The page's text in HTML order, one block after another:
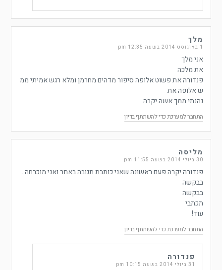
מלך
1 באוגוסט 2014 בשעה 12:35 pm
אני מלך
את מלכה
פנדורה את פשוט אלופה סיפור מדהים מחרמן ומלא רגש אמיתי ממ
ש אלופה את
נהנתי ממך אשה יקרה
התחבר למערכת כדי להשתתף בדיון
מליסה
30 ביולי 2014 בשעה 11:55 pm
פנדורה יקרה פעם ראשונה שאני כותבת תגובה באתר ואני מוכרחה…
בבקשה
בבקשה
תכתבי
עוד!
התחבר למערכת כדי להשתתף בדיון
פנדורה
31 ביולי 2014 בשעה 10:15 pm